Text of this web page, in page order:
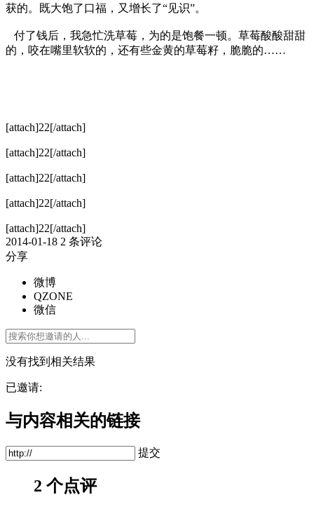
获的。既大饱了口福，又增长了“见识”。
付了钱后，我急忙洗草莓，为的是饱餐一顿。草莓酸酸甜甜
的，咬在嘴里软软的，还有些金黄的草莓籽，脆脆的……
[attach]22[/attach]
[attach]22[/attach]
[attach]22[/attach]
[attach]22[/attach]
[attach]22[/attach]
2014-01-18 2 条评论
分享
微博
QZONE
微信
没有找到相关结果
已邀请:
与内容相关的链接
提交
2 个点评